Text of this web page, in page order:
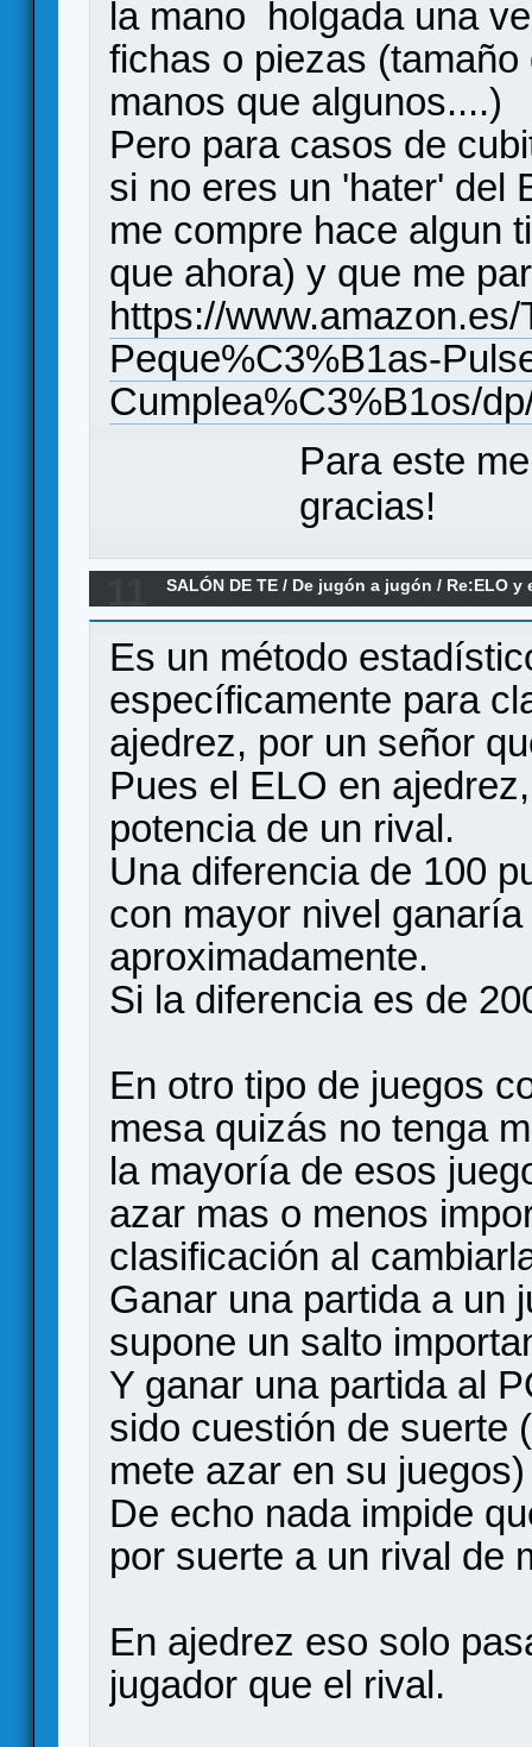
la mano holgada una
fichas o piezas
manos que algunos....)
Pero para casos de
si no eres un 'hater' del
me compre hace algun
que ahora) y que me
https://
Peque%C3%B1as-
Cumplea%C3%B1os/
Para este
gracias!
SALÓN DE TE / De jugón a jugón / Re:ELO y
Es un método
específicamente para
ajedrez, por un señor
Pues el ELO en
potencia de un rival.
Una diferencia de 100
con mayor nivel
aproximadamente.
Si la diferencia es de
En otro tipo de juegos
mesa quizás no tenga
la mayoría de esos
azar mas o menos
clasificación al
Ganar una partida a un
supone un salto
Y ganar una partida al
sido cuestión de suerte
mete azar en su juegos)
De echo nada impide
por suerte a un rival de
En ajedrez eso solo
jugador que el rival.